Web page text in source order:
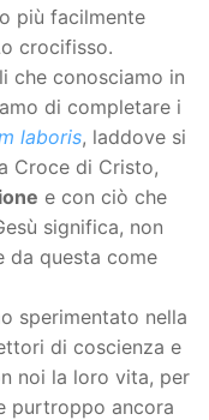
più facilmente
crocifisso.
che conosciamo in
di completare i
laboris, laddove si
Croce di Cristo,
e con ciò che
significa, non
da questa come
sperimentato nella
di coscienza e
noi la loro vita, per
purtroppo ancora